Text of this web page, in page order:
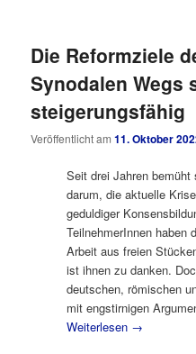
Die Reformziele
Synodalen Wegs
steigerungsfähig
Veröffentlicht am11. Oktober
Seit drei Jahren
darum, die aktuelle
geduldiger
TeilnehmerInnen haben
Arbeit aus freien
ist ihnen zu danken.
deutschen, römischen
mit engstirnigen
Weiterlesen →